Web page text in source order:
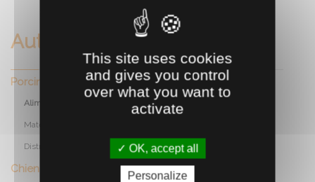
Autres especes
Porcins
Aliments et nutritionnels
Materiel élevage
Distribution aliment et a
Chiens et chats
This site uses cookies
and gives you control
over what you want to
activate
OK, accept all
Personalize